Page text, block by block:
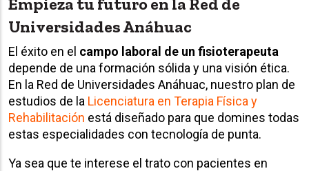
Universidades Anáhuac
El éxito en el campo laboral de un fisioterapeuta
depende de una formación sólida y una visión ética.
En la Red de Universidades Anáhuac, nuestro plan de
estudios de la Licenciatura en Terapia Física y
Rehabilitación está diseñado para que domines todas
estas especialidades con tecnología de punta.
Ya sea que te interese el trato con pacientes en